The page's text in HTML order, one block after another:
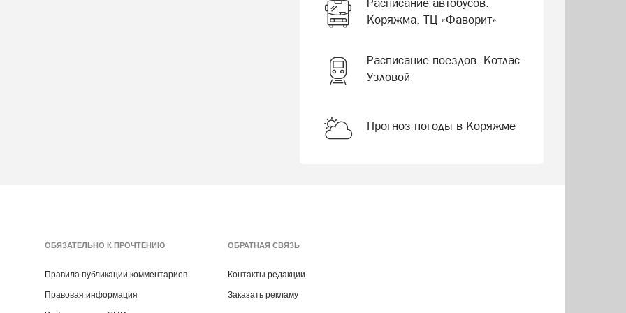
Коряжма, ТЦ «Фаворит»
Расписание поездов. Котлас-
Узловой
Прогноз погоды в Коряжме
ОБЯЗАТЕЛЬНО К ПРОЧТЕНИЮ
Правила публикации комментариев
Правовая информация
ОБРАТНАЯ СВЯЗЬ
Контакты редакции
Заказать рекламу